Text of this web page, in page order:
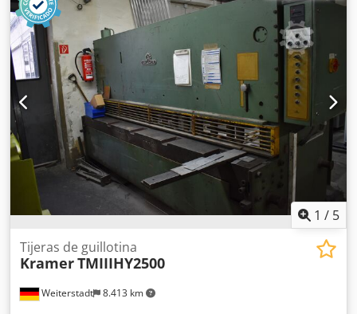
1 / 5
Weiterstadt 8.413 km
Tijeras de guillotina
KramerTMIIIHY2500